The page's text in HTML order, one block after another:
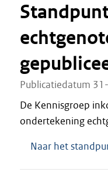
Publicatiedatum
De Kennisgroep
ondertekening
Naar het